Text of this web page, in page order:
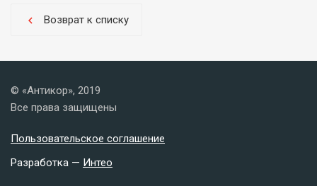
chevron_left Возврат к списку
© «Антикор», 2019
Все права защищены
Пользовательское соглашение
Разработка — Интео